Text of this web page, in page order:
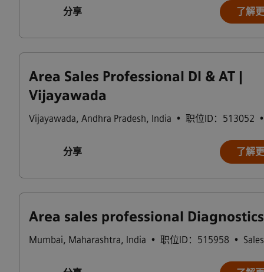
分享 了解
Area Sales Professional DI & AT |
Vijayawada
Vijayawada, Andhra Pradesh, India • 职位ID：513052
分享 了解
Area sales professional Diagnostics
Mumbai, Maharashtra, India • 职位ID：515958 • Sales